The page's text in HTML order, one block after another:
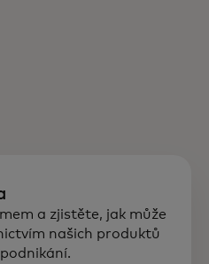
a zjistěte, jak může
našich produktů